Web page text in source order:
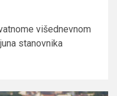
višednevnom
stanovnika